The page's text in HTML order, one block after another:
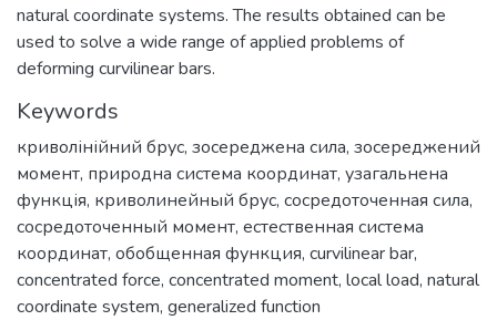
natural coordinate systems. The results obtained can be
used to solve a wide range of applied problems of
deforming curvilinear bars.
Keywords
криволінійний брус, зосереджена сила, зосереджений
момент, природна система координат, узагальнена
функція, криволинейный брус, сосредоточенная сила,
сосредоточенный момент, естественная система
координат, обобщенная функция, curvilinear bar,
concentrated force, concentrated moment, local load, natural
coordinate system, generalized function